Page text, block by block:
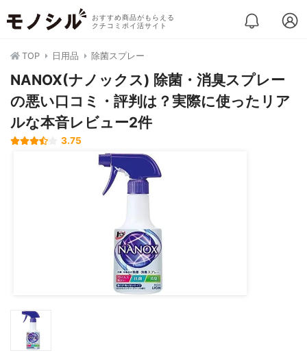
おすすめ商品がもらえる
クチコミポイ活サイト
TOP 日用品 除菌スプレー
NANOX(ナノックス) 除菌・消臭スプレー
の悪い口コミ・評判は？実際に使ったリア
ルな本音レビュー2件
3.75